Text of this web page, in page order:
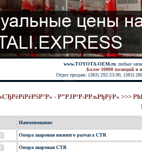
www.TOYOTA-OEM.ru любые
Более 10000 позиций в
Отдел продаж: (383) 292-23-90, (383)
- Р”РЈР‘Р›РРљРђРўР« >>>
Наименование
Опора шаровая нижнего рычага CTR
Опора шаровая CTR